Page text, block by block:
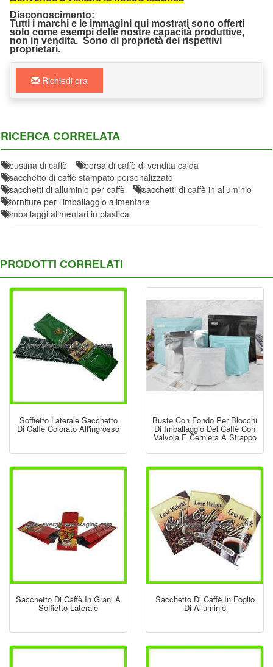
Disconoscimento:
Tutti i marchi e le immagini qui mostrati sono offerti
solo come esempi delle nostre capacità produttive,
non in vendita. Sono di proprietà dei rispettivi
proprietari.
Richiedi ora
RICERCA CORRELATA
bustina di caffè
borsa di caffè di vendita calda
sacchetto di caffè stampato personalizzato
sacchetti di alluminio per caffè
sacchetti di caffè in alluminio
forniture per l'imballaggio alimentare
imballaggi alimentari in plastica
PRODOTTI CORRELATI
Soffietto Laterale Sacchetto
Di Caffè Colorato All'ingrosso
Buste Con Fondo Per Blocchi
Di Imballaggio Del Caffè Con
Valvola E Cerniera A Strappo
Sacchetto Di Caffè In Grani A
Soffietto Laterale
Sacchetto Di Caffè In Foglio
Di Alluminio